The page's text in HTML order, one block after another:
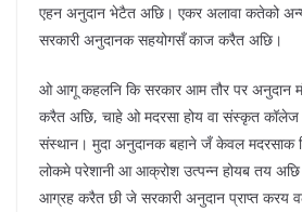
एहन अनुदान भेटैत अछि। एकर अलावा कतेको
सरकारी अनुदानक सहयोगसँ काज करैत अछि।
ओ आगू कहलनि कि सरकार आम तौर पर अनुदान
करैत अछि, चाहे ओ मदरसा होय वा संस्कृत कॉलेज
संस्थान। मुदा अनुदानक बहाने जँ केवल मदरसाक
लोकमे परेशानी आ आक्रोश उत्पन्न होयब तय
आग्रह करैत छी जे सरकारी अनुदान प्राप्त करय